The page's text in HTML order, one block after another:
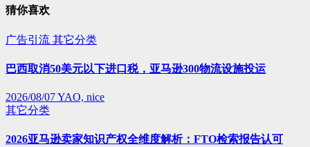
猜你喜欢
广告引流 其它分类
巴西取消50美元以下进口税，亚马逊300物流设施投运
2026/08/07YAO, nice
其它分类
2026亚马逊卖家知识产权全维度解析：FTO检索报告认可